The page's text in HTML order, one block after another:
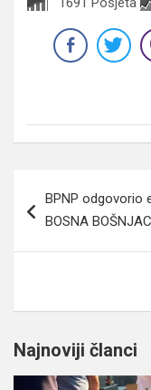
članaka
BPNP odgovorio
BOSNA
Najnoviji članci